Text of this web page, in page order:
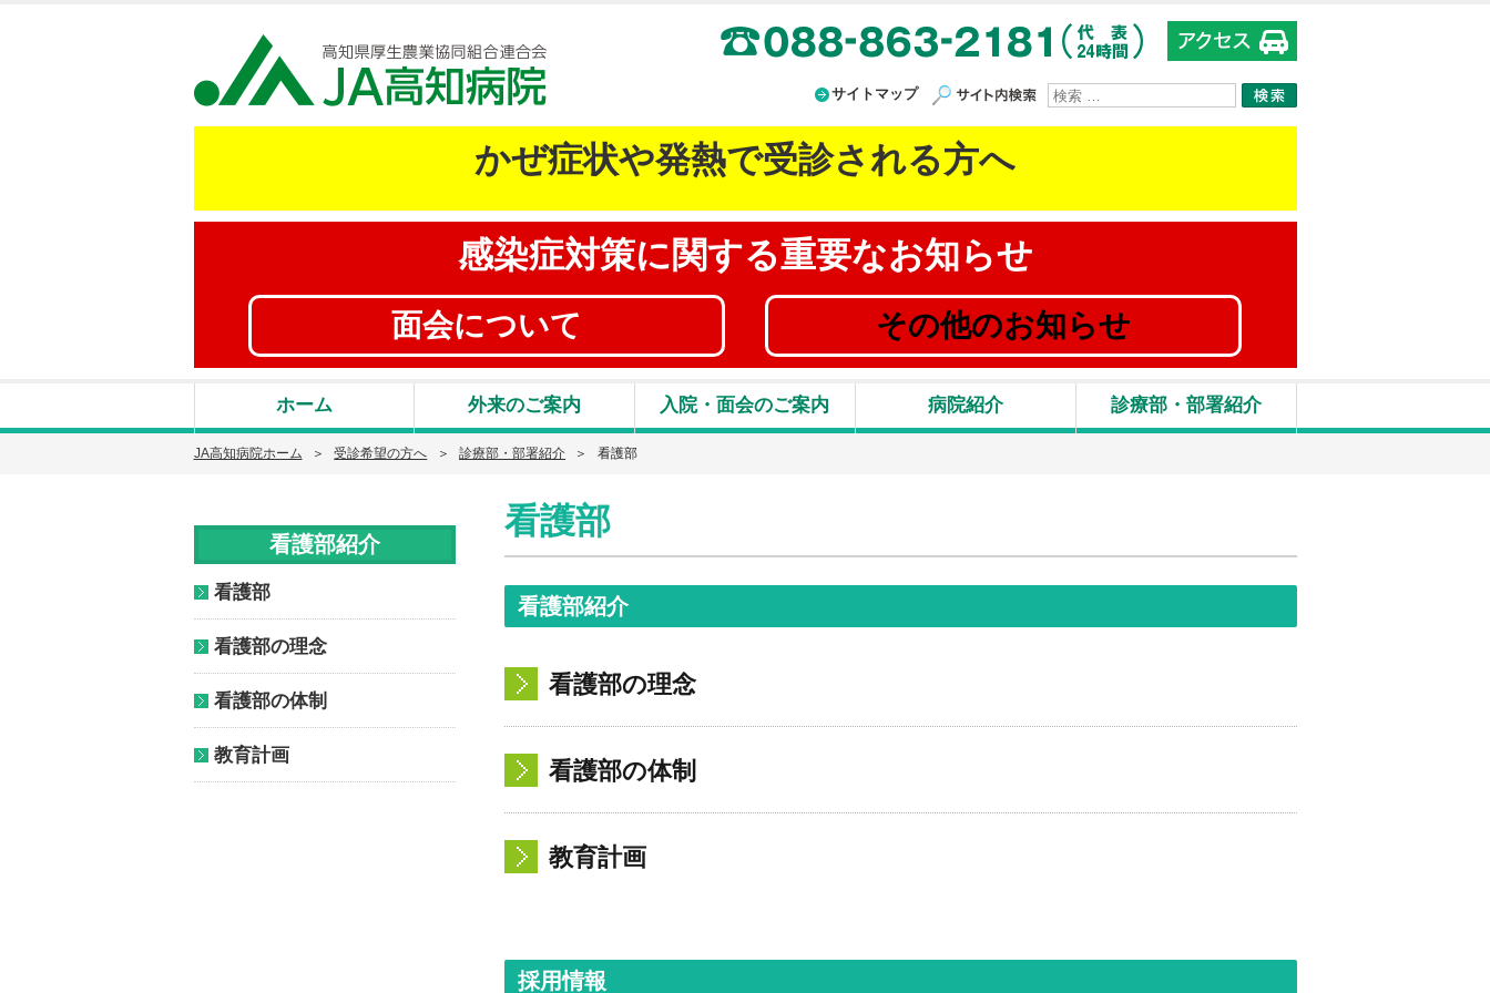
高知県厚生農業協同組合連合会 JA高知病院
サイトマップ サイト内検索
かぜ症状や発熱で受診される方へ
感染症対策に関する重要なお知らせ
面会について その他のお知らせ
ホーム 外来のご案内 入院・面会のご案内 病院紹介 診療部・部署紹介
JA高知病院ホーム 受診希望の方へ 診療部・部署紹介 看護部
看護部
看護部紹介
看護部の理念
看護部の体制
教育計画
採用情報
看護部紹介
看護部
看護部の理念
看護部の体制
教育計画